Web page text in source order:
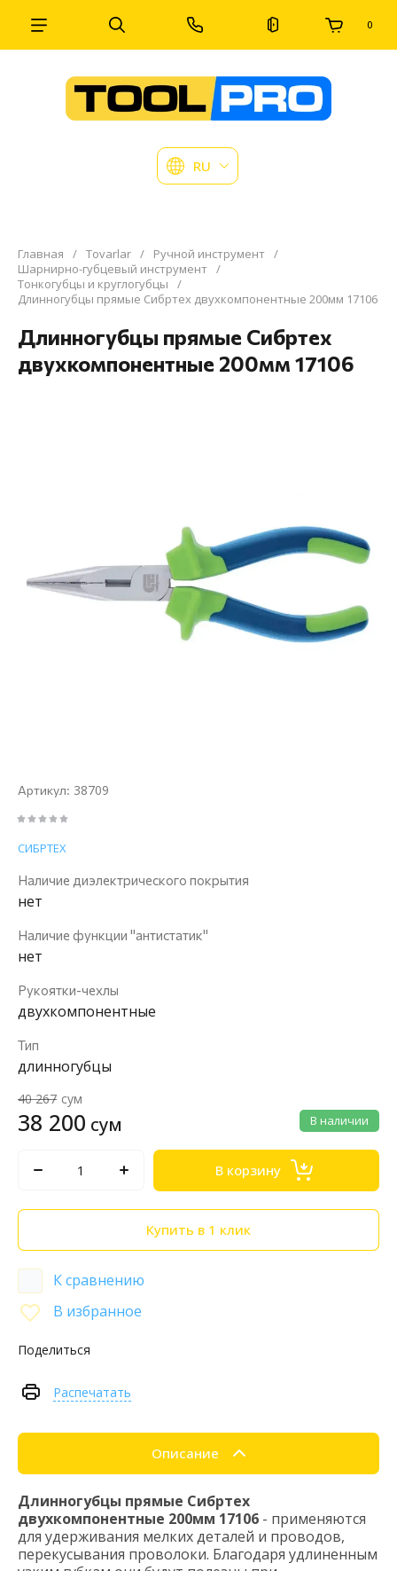
RU
0
Главная / Tovarlar / Ручной инструмент /
Шарнирно-губцевый инструмент /
Тонкогубцы и круглогубцы
/
Длинногубцы прямые Сибртех двухкомпонентные 200мм 17106
Длинногубцы прямые Сибртех
двухкомпонентные 200мм 17106
Артикул: 38709
СИБРТЕХ
Наличие диэлектрического покрытия
нет
Наличие функции "антистатик"
нет
Рукоятки-чехлы
двухкомпонентные
Тип
длинногубцы
В наличии
40 267 сум
38 200 сум
В корзину
Купить в 1 клик
К сравнению
В избранное
Поделиться
Распечатать
Описание
Длинногубцы прямые Сибртех
двухкомпонентные 200мм 17106 - применяются
для удерживания мелких деталей и проводов,
перекусывания проволоки. Благодаря удлиненным